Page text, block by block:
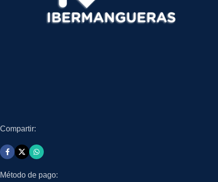
Compartir:
Método de pago: